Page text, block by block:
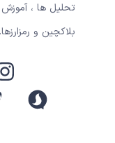
تحلیل ها ، آموزش
بلاکچین و رمزارزها.